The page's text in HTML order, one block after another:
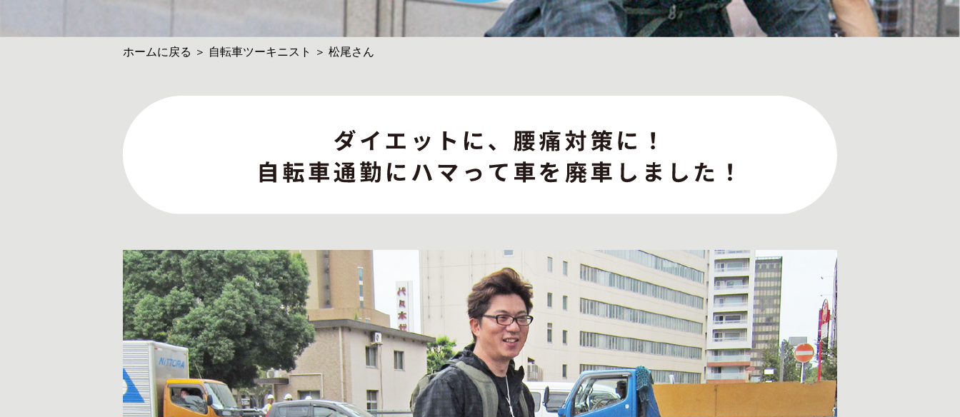
ホームに戻る ＞ 自転車ツーキニスト ＞ 松尾さん